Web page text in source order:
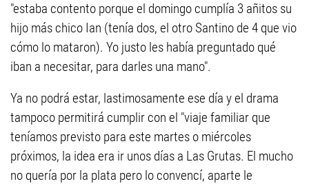
"estaba contento porque el domingo cumplía 3 añitos su
hijo más chico Ian (tenía dos, el otro Santino de 4 que vio
cómo lo mataron). Yo justo les había preguntado qué
iban a necesitar, para darles una mano".
Ya no podrá estar, lastimosamente ese día y el drama
tampoco permitirá cumplir con el "viaje familiar que
teníamos previsto para este martes o miércoles
próximos, la idea era ir unos días a Las Grutas. El mucho
no quería por la plata pero lo convencí, aparte le